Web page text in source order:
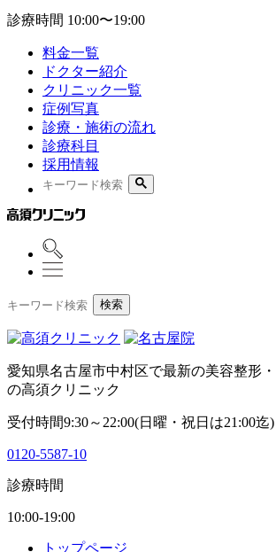
診療時間 10:00〜19:00
料金一覧
ドクター紹介
クリニック一覧
症例写真
診療・施術の流れ
診療科目
採用情報
検索
愛知県名古屋市中村区で最新の美容整形
の高須クリニック
受付時間9:30～22:00(日曜・祝日は21:00迄)
0120-5587-10
診療時間
10:00-19:00
トップページ